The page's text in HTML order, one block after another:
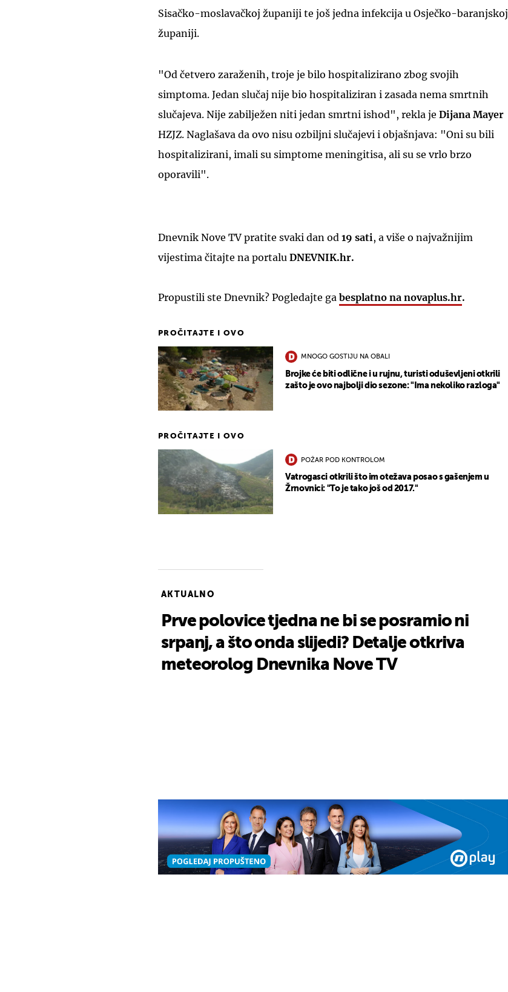
Sisačko-moslavačkoj županiji te još jedna infekcija u Osječko-baranjskoj
županiji.
"Od četvero zaraženih, troje je bilo hospitalizirano zbog svojih
simptoma. Jedan slučaj nije bio hospitaliziran i zasada nema smrtnih
slučajeva. Nije zabilježen niti jedan smrtni ishod", rekla je Dijana Mayer
HZJZ. Naglašava da ovo nisu ozbiljni slučajevi i objašnjava: "Oni su bili
hospitalizirani, imali su simptome meningitisa, ali su se vrlo brzo
oporavili".
Dnevnik Nove TV pratite svaki dan od 19 sati, a više o najvažnijim
vijestima čitajte na portalu DNEVNIK.hr.
Propustili ste Dnevnik? Pogledajte ga besplatno na novaplus.hr.
PROČITAJTE I OVO
MNOGO GOSTIJU NA OBALI
Brojke će biti odlične i u rujnu, turisti oduševljeni otkrili
zašto je ovo najbolji dio sezone: "Ima nekoliko razloga"
PROČITAJTE I OVO
POŽAR POD KONTROLOM
Vatrogasci otkrili što im otežava posao s gašenjem u
Žrnovnici: "To je tako još od 2017."
AKTUALNO
Prve polovice tjedna ne bi se posramio ni
srpanj, a što onda slijedi? Detalje otkriva
meteorolog Dnevnika Nove TV